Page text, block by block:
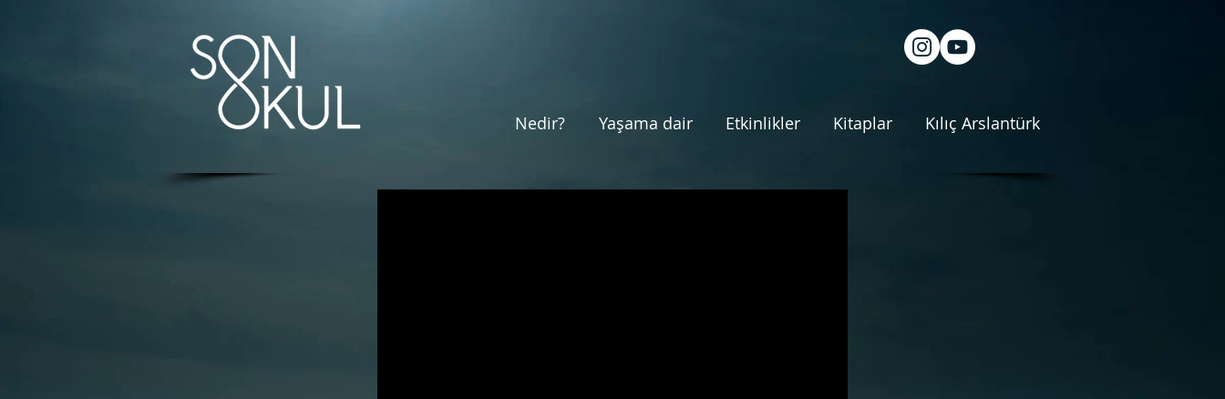
Nedir? Yaşama dair Etkinlikler Kitaplar Kılıç Arslantürk